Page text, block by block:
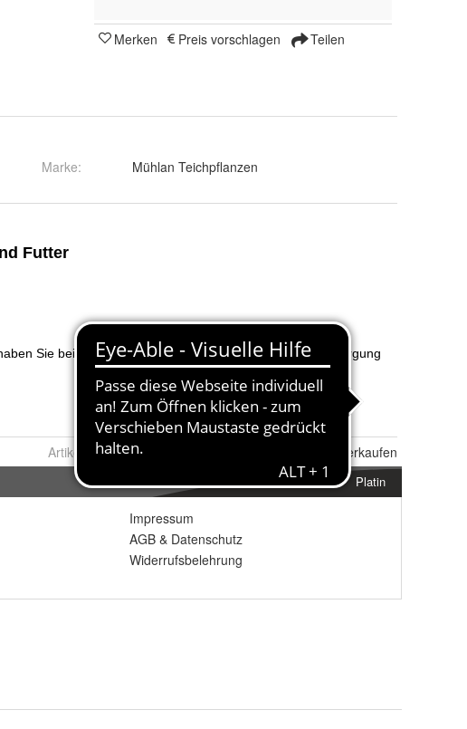
Merken Preis vorschlagen Teilen
Marke: Mühlan Teichpflanzen
Artikel Nr.:0036498635 Artikel verkaufen
Platin
Impressum
AGB & Datenschutz
Widerrufsbelehrung